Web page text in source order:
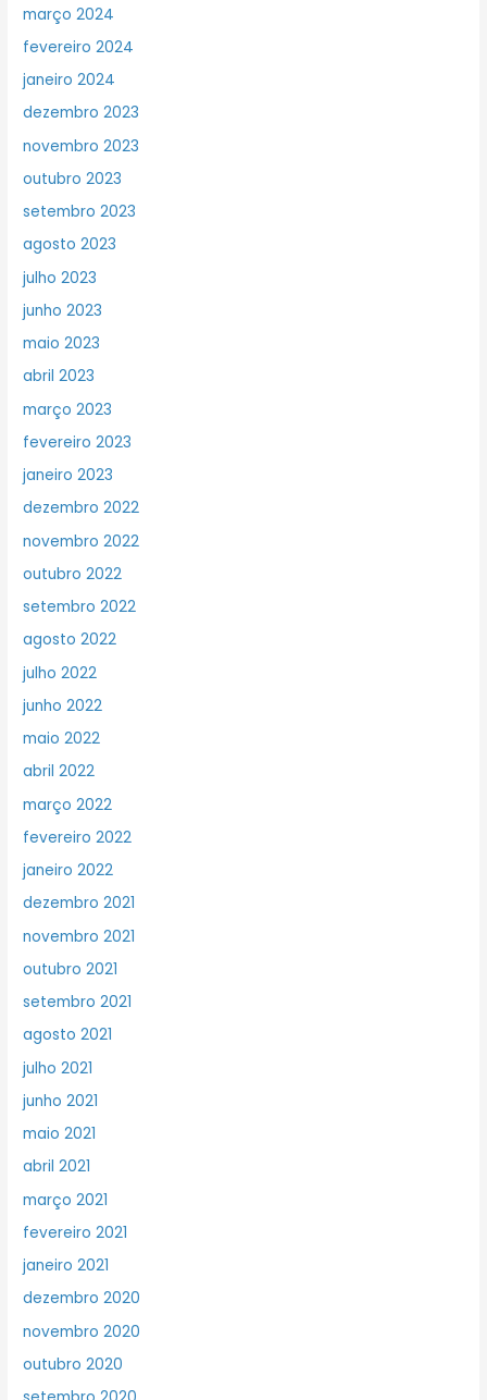
março 2024
fevereiro 2024
janeiro 2024
dezembro 2023
novembro 2023
outubro 2023
setembro 2023
agosto 2023
julho 2023
junho 2023
maio 2023
abril 2023
março 2023
fevereiro 2023
janeiro 2023
dezembro 2022
novembro 2022
outubro 2022
setembro 2022
agosto 2022
julho 2022
junho 2022
maio 2022
abril 2022
março 2022
fevereiro 2022
janeiro 2022
dezembro 2021
novembro 2021
outubro 2021
setembro 2021
agosto 2021
julho 2021
junho 2021
maio 2021
abril 2021
março 2021
fevereiro 2021
janeiro 2021
dezembro 2020
novembro 2020
outubro 2020